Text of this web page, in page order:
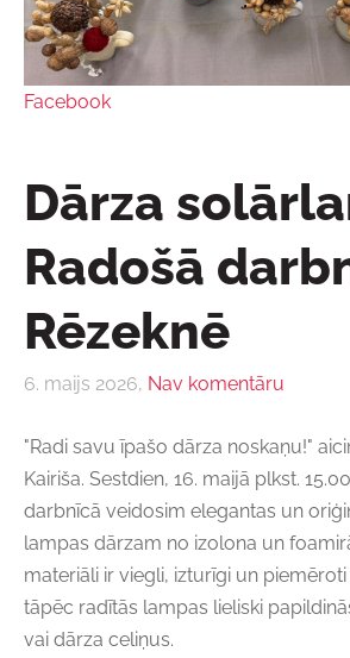
Facebook
Dārza
Radošā
Rēzeknē
6. maijs 2026, Nav komentāru
"Radi savu īpašo dārza noskaņu!"
Kairiša. Sestdien, 16. maijā plkst.
darbnīcā veidosim elegantas un
lampas dārzam no izolona un
materiāli ir viegli, izturīgi un
tāpēc radītās lampas lieliski
vai dārza celiņus.